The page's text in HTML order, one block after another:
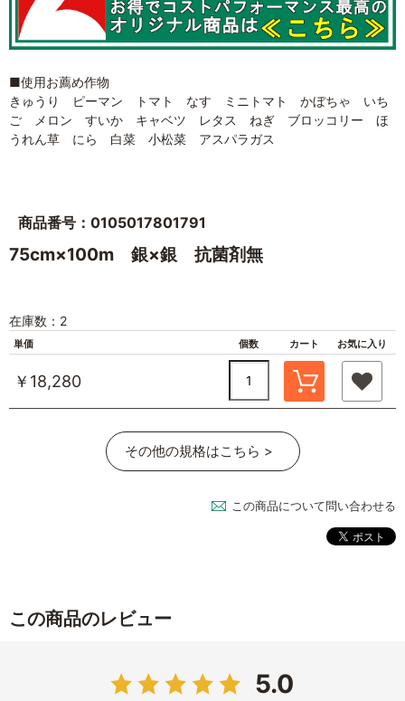
■使用お薦め作物
きゅうり ピーマン トマト なす ミニトマト かぼちゃ いち
ご メロン すいか キャベツ レタス ねぎ ブロッコリー ほ
うれん草 にら 白菜 小松菜 アスパラガス
商品番号：0105017801791
75cm×100m 銀×銀 抗菌剤無
在庫数：2
単価 個数 カート お気に入り
￥18,280
その他の規格はこちら >
この商品について問い合わせる
この商品のレビュー
5.0